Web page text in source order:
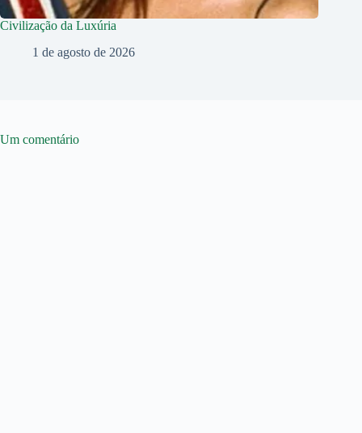
Civilização da Luxúria
1 de agosto de 2026
Um comentário